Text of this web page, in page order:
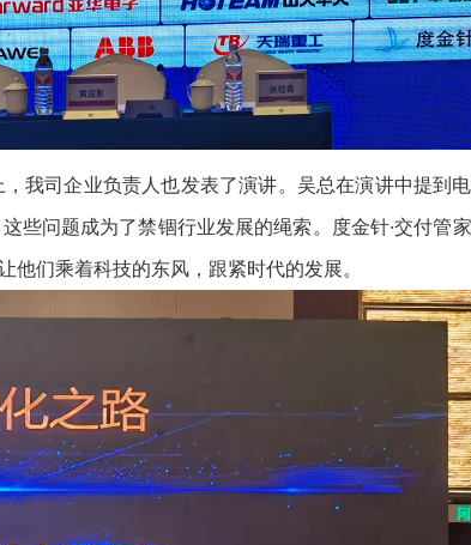
我司企业负责人也发表了演讲。吴总在演讲中提到
些问题成为了禁锢行业发展的绳索。 度金针·交付管家
们乘着科技的东风，跟紧时代的发展。